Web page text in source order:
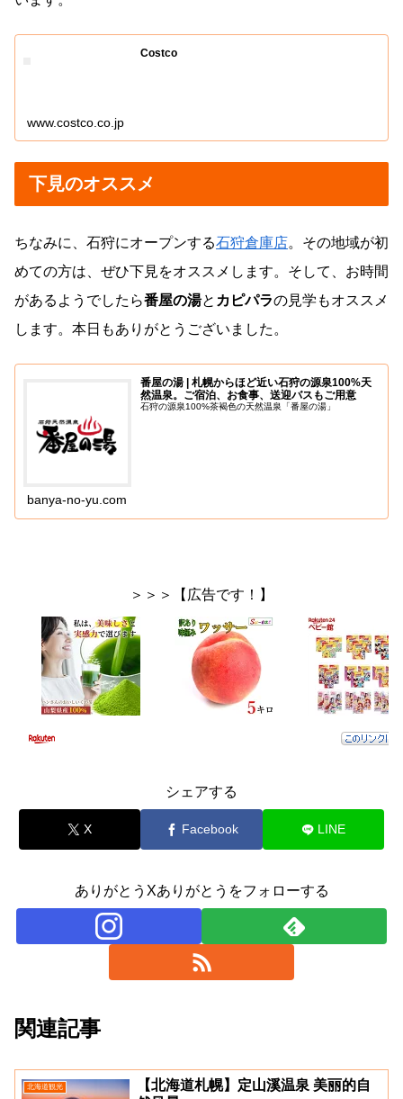
Costco
www.costco.co.jp
下見のオススメ
ちなみに、石狩にオープンする石狩倉庫店。その地域が初
めての方は、ぜひ下見をオススメします。そして、お時間
があるようでしたら番屋の湯と カピパラの見学もオススメ
します。本日もありがとうございました。
番屋の湯 | 札幌からほど近い石狩の源泉100%天
然温泉。ご宿泊、お食事、送迎バスもご用意
石狩の源泉100%茶褐色の天然温泉「番屋の湯」
banya-no-yu.com
＞＞＞【広告です！】
シェアする
X Facebook LINE
ありがとうXありがとうをフォローする
関連記事
北海道観光
【北海道札幌】定山溪温泉 美丽的自